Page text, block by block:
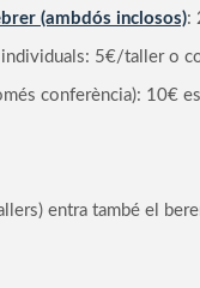
(ambdós inclosos):
5€/taller o
conferència): 10€
entra també el